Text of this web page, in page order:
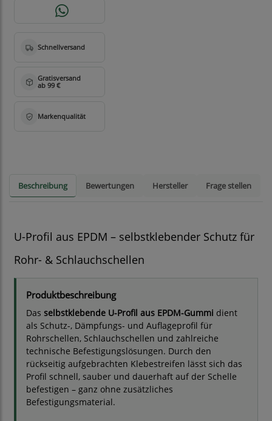
Beschreibung Bewertungen Hersteller Frage stellen
U-Profil aus EPDM – selbstklebender Schutz für
Rohr- & Schlauchschellen
Produktbeschreibung
Das selbstklebende U-Profil aus EPDM-Gummi dient
als Schutz-, Dämpfungs- und Auflageprofil für
Rohrschellen, Schlauchschellen und zahlreiche
technische Befestigungslösungen. Durch den
rückseitig aufgebrachten Klebestreifen lässt sich das
Profil schnell, sauber und dauerhaft auf der Schelle
befestigen – ganz ohne zusätzliches
Befestigungsmaterial.